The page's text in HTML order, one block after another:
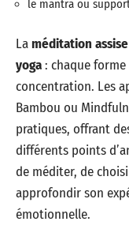
le mantra ou
Laméditation assise
yoga: chaque
concentration. Les
Bambou ou
pratiques, offrant
différents points
de méditer, de
approfondir son
émotionnelle.